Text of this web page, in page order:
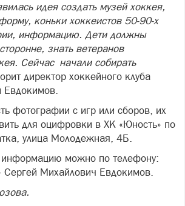
идея создать музей хоккея,
коньки хоккеистов 50-90-х
информацию. Дети должны
знать ветеранов
Сейчас начали собирать
директор хоккейного клуба
Евдокимов.
фотографии с игр или сборов, их
для оцифровки в ХК «Юность» по
улица Молодежная, 4Б.
информацию можно по телефону:
Михайлович Евдокимов.